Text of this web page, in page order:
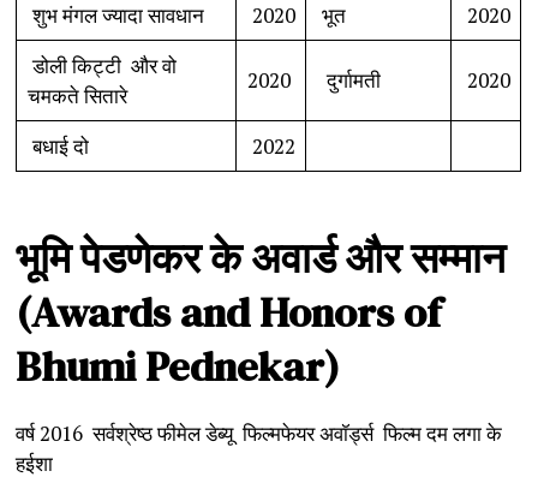
शुभ मंगल ज्यादा सावधान
2020 भूत
2020
डोली किट्टी और वो
चमकते सितारे
2020 दुर्गामती 2020
बधाई दो 2022
भूमिपेडणेकरकेअवार्डऔरसम्मान
(Awards and Honors of
Bhumi Pednekar)
वर्ष 2016 सर्वश्रेष्ठ फीमेल डेब्यू फिल्मफेयर अवॉर्ड्स फिल्म दम लगा के
हईशा